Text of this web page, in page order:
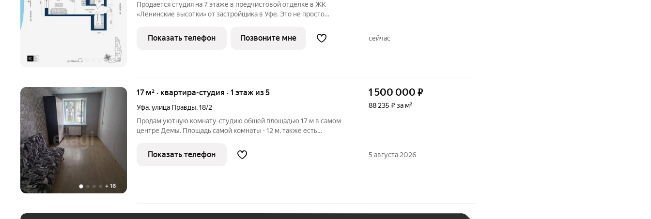
+22
Продается студия на 7 этаже в предчистовой отделке в ЖК
«Ленинские высотки» от застройщика в Уфе. Это не просто
в рамках программы комплексного развития территории (КРТ) это
значит, что
Показать телефон Позвоните мне сейчас
+ 16
17 м² · квартира-студия · 1 этаж из 5
Уфа,улица Правды,18/2
Продам уютную комнату-студию общей площадью 17 м в самом
центре Демы. Площадь самой комнаты - 12 м, также есть
на полу ламинат, натяжные потолки, пластиковое окно, проводка
заменена. Окно
1 500 000 ₽
88 235 ₽ за м²
Показать телефон 5 августа 2026